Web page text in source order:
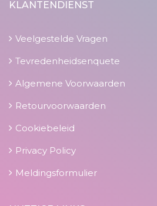
KLANTENDIENST
Veelgestelde Vragen
Tevredenheidsenquete
Algemene Voorwaarden
Retourvoorwaarden
Cookiebeleid
Privacy Policy
Meldingsformulier